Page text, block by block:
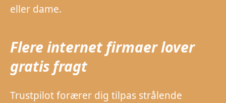
eller dame.
Flere internet firmaer lover
gratis fragt
Trustpilot forærer dig tilpas strålende